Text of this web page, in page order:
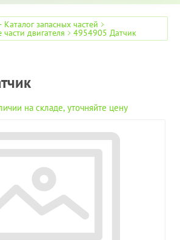
запасных частей
двигателя 4954905 Датчик
на складе, уточняйте цену